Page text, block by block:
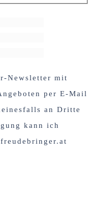
Newsletter mit
per E-Mail
an Dritte
kann ich